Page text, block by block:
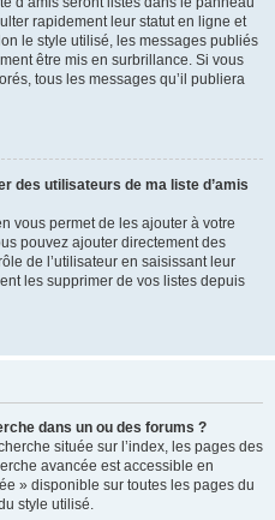
rapidement leur statut en ligne et
le style utilisé, les messages publiés
être mis en surbrillance. Si vous
tous les messages qu’il publiera
des utilisateurs de ma liste d’amis
vous permet de les ajouter à votre
pouvez ajouter directement des
de l’utilisateur en saisissant leur
les supprimer de vos listes depuis
dans un ou des forums ?
située sur l’index, les pages des
avancée est accessible en
» disponible sur toutes les pages du
style utilisé.